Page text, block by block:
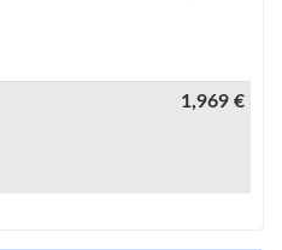
1,969 €